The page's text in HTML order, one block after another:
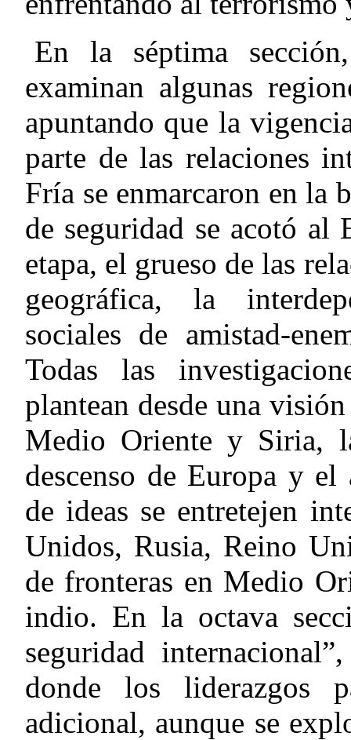
En la séptima
examinan algunas
apuntando que la
parte de las relaciones
Fría se enmarcaron en
de seguridad se acotó al
etapa, el grueso de las
geográfica, la
sociales de amistad-
Todas las
plantean desde una
Medio Oriente y Siria,
descenso de Europa y el
de ideas se entretejen
Unidos, Rusia, Reino
de fronteras en Medio
indio. En la octava
seguridad
donde los liderazgos
adicional, aunque se